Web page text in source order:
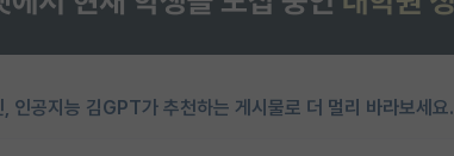
인공지능 김GPT가 추천하는 게시물로 더 멀리 바라보세요.